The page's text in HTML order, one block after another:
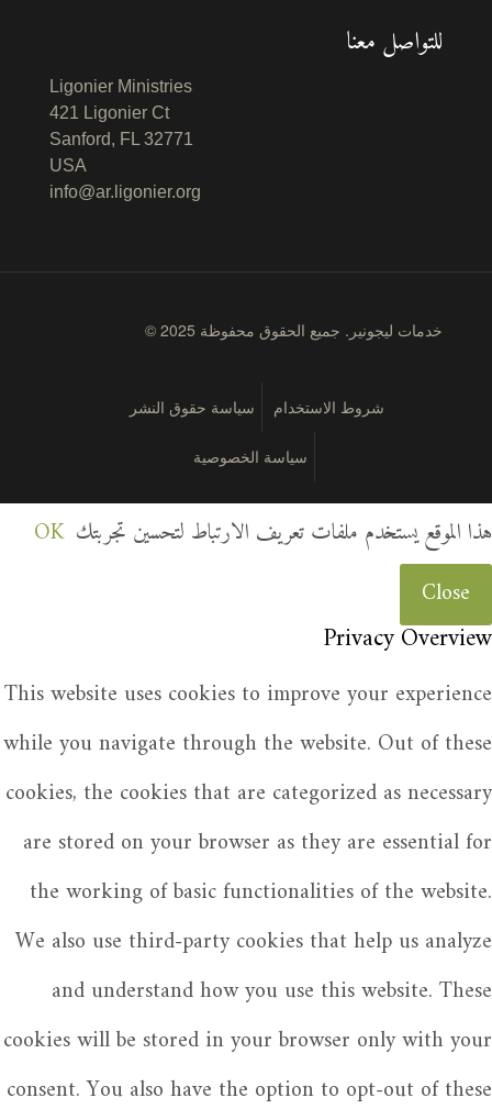
للتواصل معنا
Ligonier Ministries
421 Ligonier Ct
Sanford, FL 32771
USA
info@ar.ligonier.org
© 2025 خدمات ليجونير. جميع الحقوق محفوظة
شروط الاستخدام سياسة حقوق النشر
سياسة الخصوصية
هذا الموقع يستخدم ملفات تعريف الارتباط لتحسين تجربتك OK
Close
Privacy Overview
This website uses cookies to improve your experience
while you navigate through the website. Out of these
cookies, the cookies that are categorized as necessary
are stored on your browser as they are essential for
the working of basic functionalities of the website.
We also use third-party cookies that help us analyze
and understand how you use this website. These
cookies will be stored in your browser only with your
consent. You also have the option to opt-out of these